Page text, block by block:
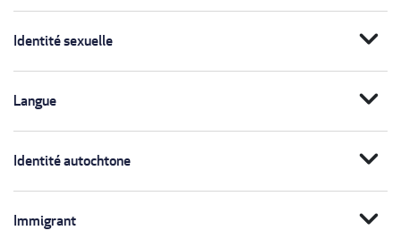
Identité sexuelle expand_more
Langue expand_more
Identité autochtone expand_more
Immigrant expand_more